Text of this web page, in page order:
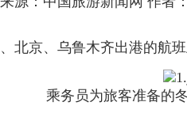
北京、乌鲁木齐出港的航
乘务员为旅客准备的